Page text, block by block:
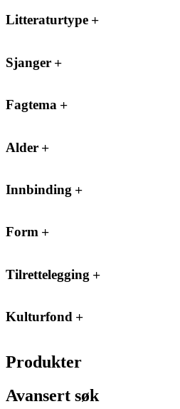
Litteraturtype
Sjanger
Fagtema
Alder
Innbinding
Form
Tilrettelegging
Kulturfond
Produkter
Avansert søk